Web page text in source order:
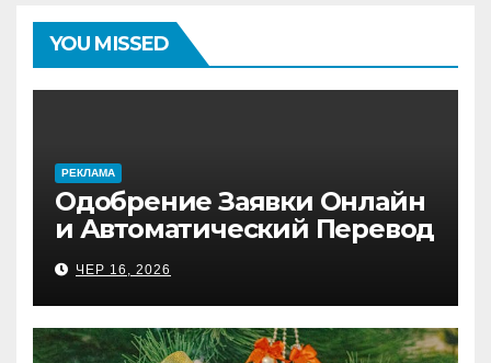
YOU MISSED
PЕКЛАМА
Одобрение Заявки Онлайн
и Автоматический Перевод
на Банковский Счёт.
Проверь
ЧЕР 16, 2026